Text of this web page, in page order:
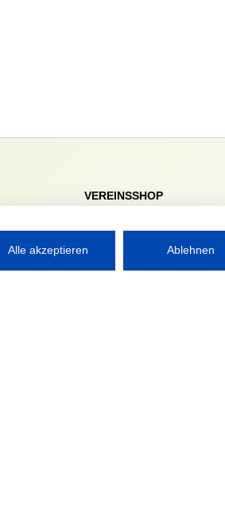
VEREINSSHOP
Alle akzeptieren Ablehnen